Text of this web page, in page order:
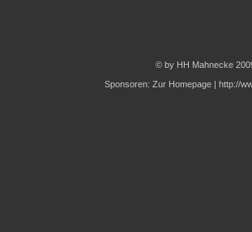
© by HH Mahnecke
Sponsoren:Zur Homepage |http://